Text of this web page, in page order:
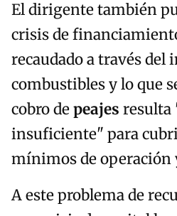
El dirigente también
crisis de
recaudado a través del
combustibles y lo que
cobro depeajes resulta
insuficiente" para
mínimos de operación
A este problema de